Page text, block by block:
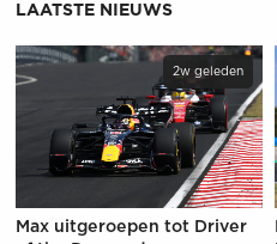
LAATSTE NIEUWS
2w geleden
Max uitgeroepen tot Driver